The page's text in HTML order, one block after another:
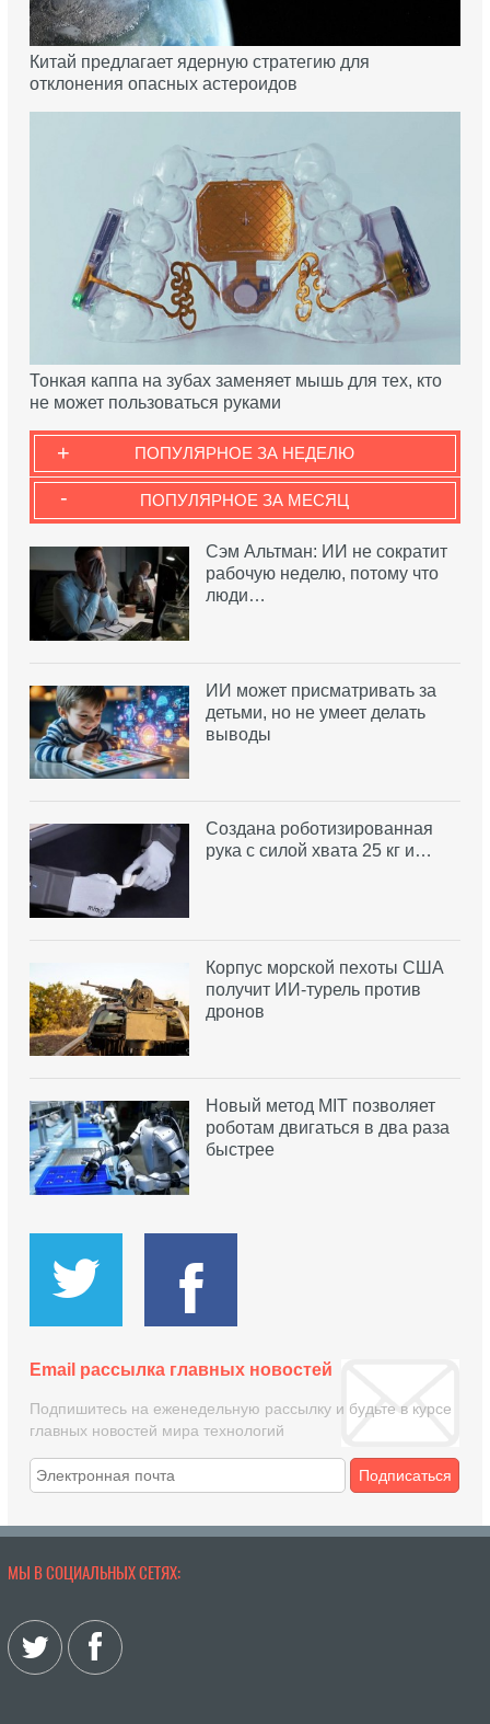
Китай предлагает ядерную стратегию для
отклонения опасных астероидов
Тонкая каппа на зубах заменяет мышь для тех, кто
не может пользоваться руками
ПОПУЛЯРНОЕ ЗА НЕДЕЛЮ
+
ПОПУЛЯРНОЕ ЗА МЕСЯЦ
-
Сэм Альтман: ИИ не сократит
рабочую неделю, потому что
люди…
ИИ может присматривать за
детьми, но не умеет делать
выводы
Создана роботизированная
рука с силой хвата 25 кг и…
Корпус морской пехоты США
получит ИИ-турель против
дронов
Новый метод MIT позволяет
роботам двигаться в два раза
быстрее
Email рассылка главных новостей
Подпишитесь на еженедельную рассылку и будьте в курсе
главных новостей мира технологий
Подписаться
МЫ В СОЦИАЛЬНЫХ СЕТЯХ: